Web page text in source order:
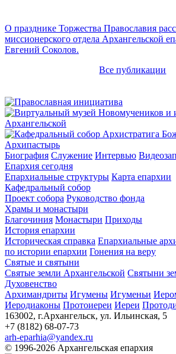
О празднике Торжества Православия
миссионерского отдела Архангельской
Евгений Соколов.
Все публикации
Архипастырь
Биография Служение Интервью
Епархия сегодня
Епархиальные структуры Карта епархии
Кафедральный собор
Проект собора Руководство фонда
Храмы и монастыри
Благочиния Монастыри Приходы
История епархии
Историческая справка Епархиальные
по истории епархии Гонения на веру
Святые и святыни
Святые земли Архангельской Святыни
Духовенство
Архимандриты Игумены Игуменьи
Иеродиаконы Протоиереи Иереи
163002, г.Архангельск, ул. Ильинская, 5
+7 (8182) 68-07-73
arh-eparhia@yandex.ru
© 1996-2026 Архангельская епархия